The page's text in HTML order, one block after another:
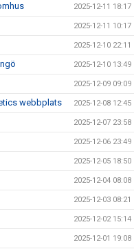
2025-12-11 18:17
2025-12-11 10:17
2025-12-10 22:11
2025-12-10 13:49
2025-12-09 09:09
webbplats 2025-12-08 12:45
2025-12-07 23:58
2025-12-06 23:49
2025-12-05 18:50
2025-12-04 08:08
2025-12-03 08:21
2025-12-02 15:14
2025-12-01 19:08